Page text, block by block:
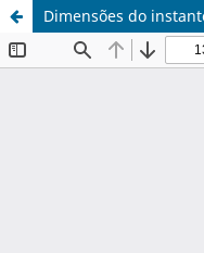
Dimensões do